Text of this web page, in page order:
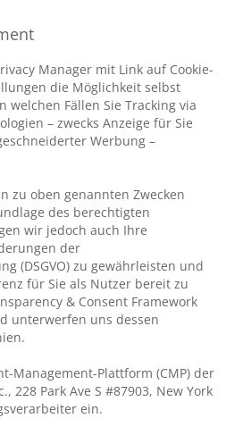
Manager mit Link auf Cookie-
die Möglichkeit selbst
Fällen Sie Tracking via
– zwecks Anzeige für Sie
Werbung –
zu oben genannten Zwecken
des berechtigten
wir jedoch auch Ihre
der
(DSGVO) zu gewährleisten und
für Sie als Nutzer bereit zu
& Consent Framework
unterwerfen uns dessen
Management-Plattform (CMP) der
228 Park Ave S #87903, New York
ein.